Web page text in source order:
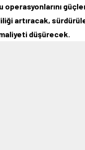
operasyonlarını
artıracak,
düşürecek.